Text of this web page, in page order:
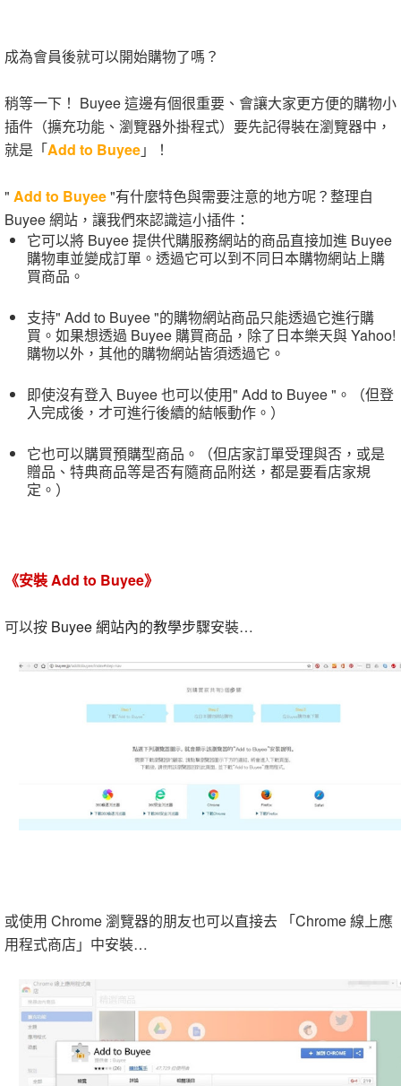
成為會員後就可以開始購物了嗎？
稍等一下！ Buyee 這邊有個很重要、會讓大家更方便的購物小
插件（擴充功能、瀏覽器外掛程式）要先記得裝在瀏覽器中，
就是「Add to Buyee」！
" Add to Buyee"有什麼特色與需要注意的地方呢？整理自
Buyee 網站，讓我們來認識這小插件：
它可以將 Buyee 提供代購服務網站的商品直接加進 Buyee
購物車並變成訂單。透過它可以到不同日本購物網站上購
買商品。
支持" Add to Buyee "的購物網站商品只能透過它進行購
買。如果想透過 Buyee 購買商品，除了日本樂天與 Yahoo!
購物以外，其他的購物網站皆須透過它。
即使沒有登入 Buyee 也可以使用" Add to Buyee "。（但登
入完成後，才可進行後續的結帳動作。）
它也可以購買預購型商品。（但店家訂單受理與否，或是
贈品、特典商品等是否有隨商品附送，都是要看店家規
定。）
《安裝 Add to Buyee》
可以按 Buyee 網站內的教學步驟安裝…
或使用 Chrome 瀏覽器的朋友也可以直接去 「Chrome 線上應
用程式商店」中安裝…